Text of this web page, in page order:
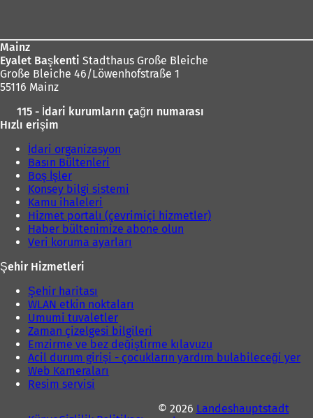
Mainz
Eyalet Başkenti Stadthaus Große Bleiche
Große Bleiche 46/Löwenhofstraße 1
55116 Mainz
115 - İdari kurumların çağrı numarası
Hızlı erişim
İdari organizasyon
Basın Bültenleri
Boş İşler
Konsey bilgi sistemi
Kamu ihaleleri
Hizmet portalı (çevrimiçi hizmetler)
Haber bültenimize abone olun
Veri koruma ayarları
Şehir Hizmetleri
Şehir haritası
WLAN etkin noktaları
Umumi tuvaletler
Zaman çizelgesi bilgileri
Emzirme ve bez değiştirme kılavuzu
Acil durum girişi - çocukların yardım bulabileceği yer
Web Kameraları
Resim servisi
© 2026 Landeshauptstadt